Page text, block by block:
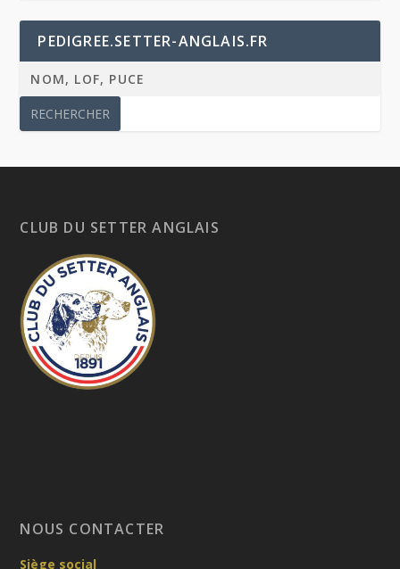
PEDIGREE.SETTER-ANGLAIS.FR
CLUB DU SETTER ANGLAIS
NOUS CONTACTER
Siège social